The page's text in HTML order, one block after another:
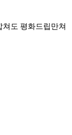
도 평화드립만쳐